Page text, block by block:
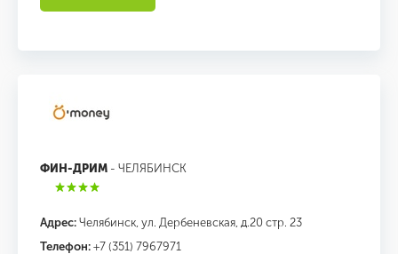
ФИН-ДРИМ - ЧЕЛЯБИНСК
Адрес: Челябинск, ул. Дербеневская, д.20 стр. 23
Телефон: +7 (351) 7967971